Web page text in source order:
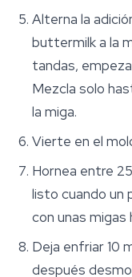
Alterna la
buttermilk a la
tandas,
Mezcla solo
la miga.
Vierte en el
Hornea entre
listo cuando un
con unas migas
Deja enfriar 10
después